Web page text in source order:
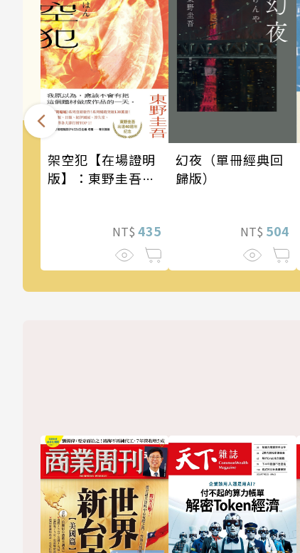
架空犯【在場證明
版】：東野圭吾出
列重磅新作！
NT$ 435
幻夜（單冊經典回
歸版）
NT$ 504